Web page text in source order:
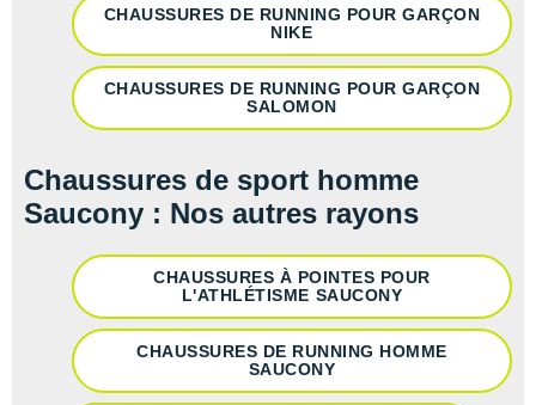
CHAUSSURES DE RUNNING POUR GARÇON
NIKE
CHAUSSURES DE RUNNING POUR GARÇON
SALOMON
Chaussures de sport homme
Saucony : Nos autres rayons
CHAUSSURES À POINTES POUR
L'ATHLÉTISME SAUCONY
CHAUSSURES DE RUNNING HOMME
SAUCONY
Puma
Saucony
Saxx
Scarpa